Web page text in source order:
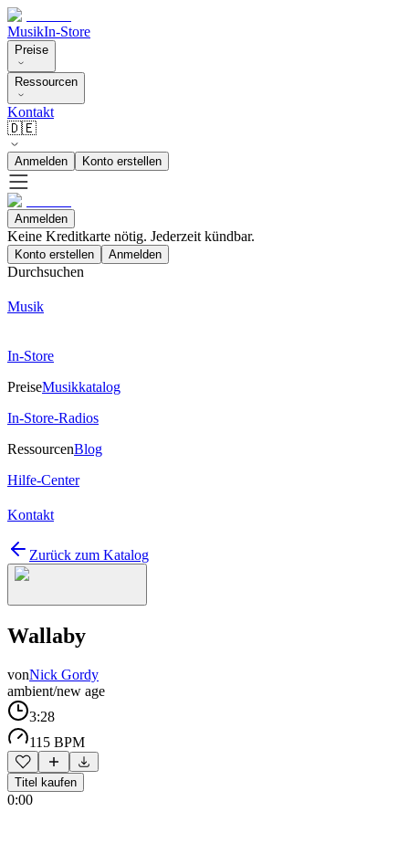
MusikIn-Store
Preise
Ressourcen
Kontakt
🇩🇪
Anmelden Konto erstellen
Anmelden
Keine Kreditkarte nötig. Jederzeit kündbar.
Konto erstellen Anmelden
Durchsuchen
Musik
In-Store
PreiseMusikkatalog
In-Store-Radios
RessourcenBlog
Hilfe-Center
Kontakt
Zurück zum Katalog
Wallaby
vonNick Gordy
ambient/new age
3:28
115 BPM
Titel kaufen
0:00